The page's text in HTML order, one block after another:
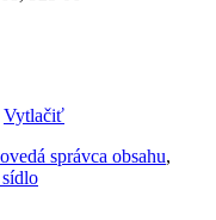
Vytlačiť
správca obsahu,